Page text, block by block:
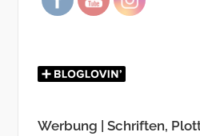
Werbung | Schriften,